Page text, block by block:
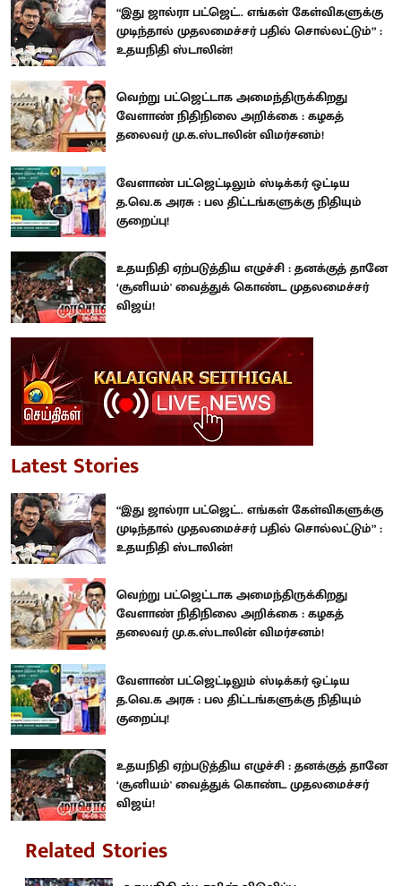
“இது ஜால்ரா பட்ஜெட்.. எங்கள் கேள்விகளுக்கு
முடிந்தால் முதலமைச்சர் பதில் சொல்லட்டும்” :
உதயநிதி ஸ்டாலின்!
வெற்று பட்ஜெட்டாக அமைந்திருக்கிறது
வேளாண் நிதிநிலை அறிக்கை : கழகத்
தலைவர் மு.க.ஸ்டாலின் விமர்சனம்!
வேளாண் பட்ஜெட்டிலும் ஸ்டிக்கர் ஒட்டிய
த.வெ.க அரசு : பல திட்டங்களுக்கு நிதியும்
குறைப்பு!
உதயநிதி ஏற்படுத்திய எழுச்சி : தனக்குத் தானே
‘சூனியம்' வைத்துக் கொண்ட முதலமைச்சர்
விஜய்!
Latest Stories
“இது ஜால்ரா பட்ஜெட்.. எங்கள் கேள்விகளுக்கு
முடிந்தால் முதலமைச்சர் பதில் சொல்லட்டும்” :
உதயநிதி ஸ்டாலின்!
வெற்று பட்ஜெட்டாக அமைந்திருக்கிறது
வேளாண் நிதிநிலை அறிக்கை : கழகத்
தலைவர் மு.க.ஸ்டாலின் விமர்சனம்!
வேளாண் பட்ஜெட்டிலும் ஸ்டிக்கர் ஒட்டிய
த.வெ.க அரசு : பல திட்டங்களுக்கு நிதியும்
குறைப்பு!
உதயநிதி ஏற்படுத்திய எழுச்சி : தனக்குத் தானே
‘சூனியம்' வைத்துக் கொண்ட முதலமைச்சர்
விஜய்!
Related Stories